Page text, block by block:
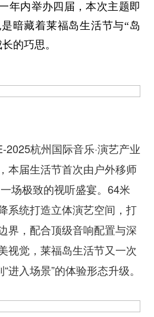
年内举办四届，本次主题即
暗藏着莱福岛生活节与“岛
的巧思。
杭州国际音乐·演艺产业
本届生活节首次由户外移师
场极致的视听盛宴。64米
系统打造立体演艺空间，打
界，配合顶级音响配置与深
视觉，莱福岛生活节又一次
进入场景”的体验形态升级。